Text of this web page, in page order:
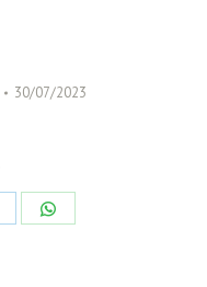
30/07/2023